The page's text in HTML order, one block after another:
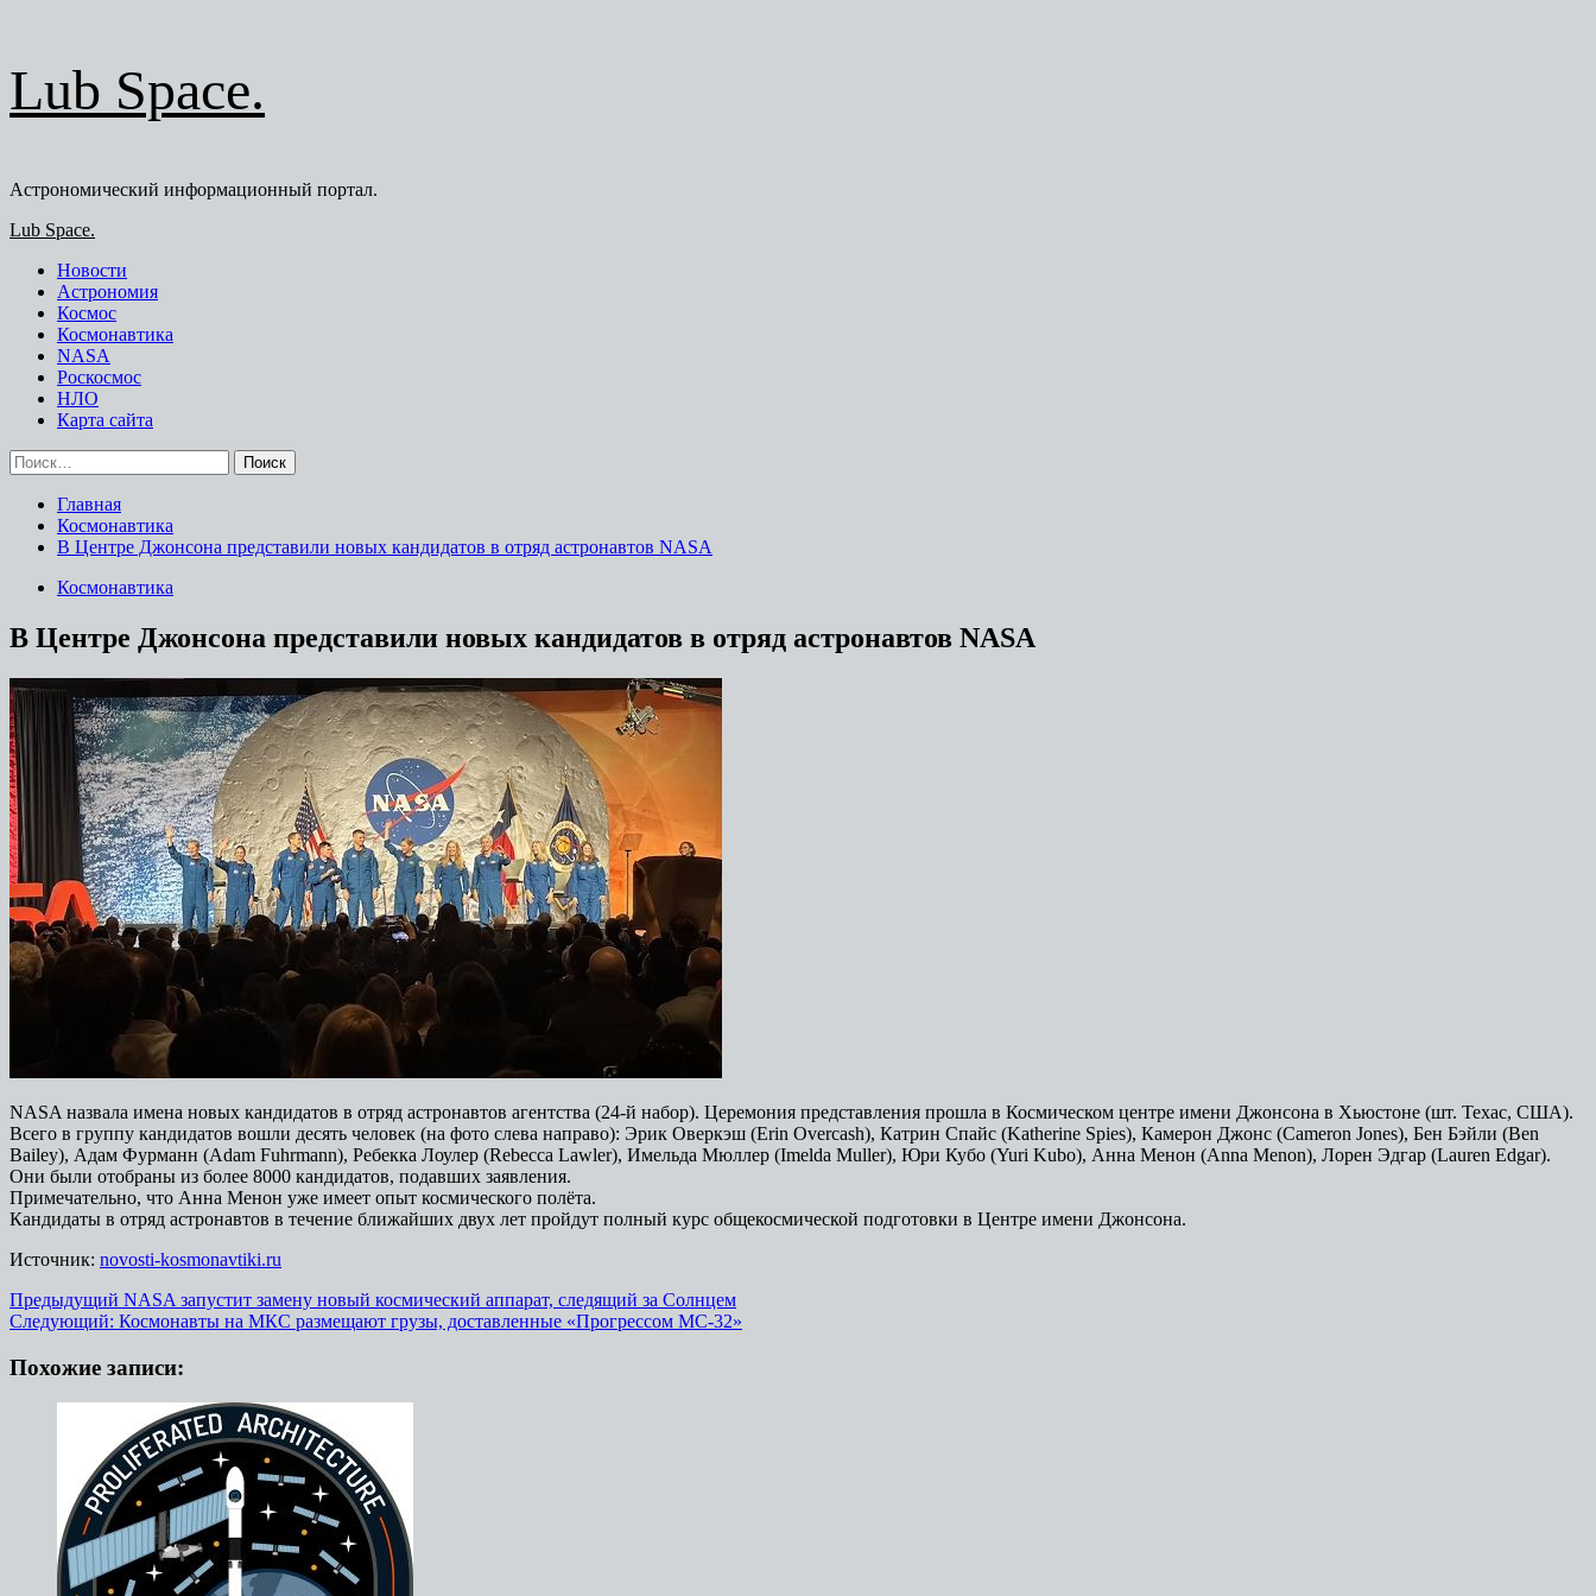
Перейти
содержимому
Lub Space.
Астрономический информационный портал.
Основное
Lub Space.
Новости
Астрономия
Космос
Космонавтика
NASA
Роскосмос
НЛО
Карта сайта
Найти:
Главная
Космонавтика
В Центре Джонсона представили новых кандидатов в отряд астронавтов NASA
Космонавтика
В Центре Джонсона представили новых кандидатов в отряд астронавтов NASA
NASA назвала имена новых кандидатов в отряд астронавтов агентства (24-й набор). Церемония представления прошла в Космическом центре имени Джонсона в Хьюстоне (шт. Техас, США).
Всего в группу кандидатов вошли десять человек (на фото слева направо): Эрик Оверкэш (Erin Overcash), Катрин Спайс (Katherine Spies), Камерон Джонс (Cameron Jones), Бен Бэйли (Ben
Bailey), Адам Фурманн (Adam Fuhrmann), Ребекка Лоулер (Rebecca Lawler), Имельда Мюллер (Imelda Muller), Юри Кубо (Yuri Kubo), Анна Менон (Anna Menon), Лорен Эдгар (Lauren Edgar).
Они были отобраны из более 8000 кандидатов, подавших заявления.
Примечательно, что Анна Менон уже имеет опыт космического полёта.
Кандидаты в отряд астронавтов в течение ближайших двух лет пройдут полный курс общекосмической подготовки в Центре имени Джонсона.
Источник: novosti-kosmonavtiki.ru
Навигация
записи
Предыдущий NASA запустит замену новый космический аппарат, следящий за Солнцем
Следующий: Космонавты на МКС размещают грузы, доставленные «Прогрессом МС-32»
Похожие записи: